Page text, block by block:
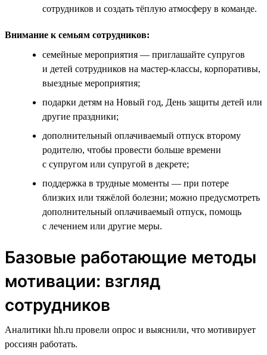
сотрудников и создать тёплую атмосферу в команде.
Внимание к семьям сотрудников:
семейные мероприятия — приглашайте супругов
и детей сотрудников на мастер-классы, корпоративы,
выездные мероприятия;
подарки детям на Новый год, День защиты детей или
другие праздники;
дополнительный оплачиваемый отпуск второму
родителю, чтобы провести больше времени
с супругом или супругой в декрете;
поддержка в трудные моменты — при потере
близких или тяжёлой болезни; можно предусмотреть
дополнительный оплачиваемый отпуск, помощь
с лечением или другие меры.
Базовые работающие методы
мотивации: взгляд
сотрудников
Аналитики hh.ru провели опрос и выяснили, что мотивирует
россиян работать.